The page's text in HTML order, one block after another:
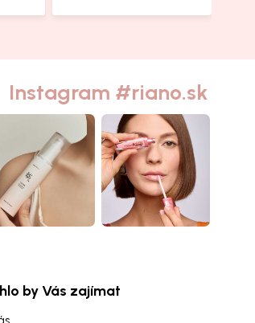
Instagram #riano.sk
by Vás zajímat